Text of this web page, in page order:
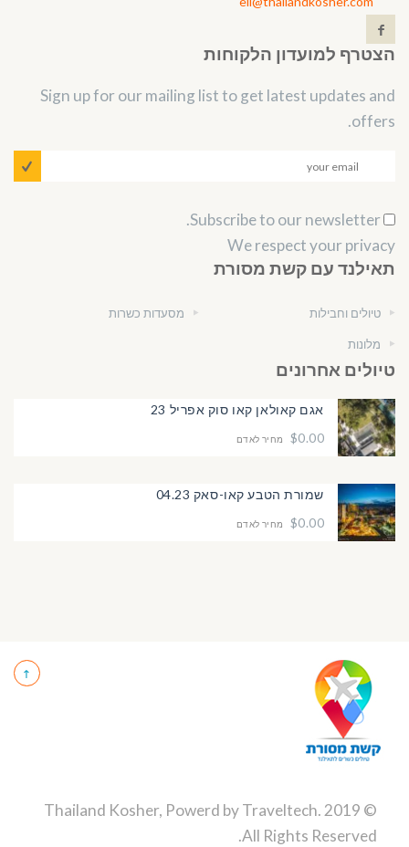
הצטרף למועדון הלקוחות
Sign up for our mailing list to get latest updates and
offers.
We respect your privacy
תאילנד עם קשת מסורת
טיולים וחבילות
מלונות
מסעדות כשרות
טיולים אחרונים
אגם קאולאן קאו סוק אפריל 23
$0.00
מחיר לאדם
שמורת הטבע קאו-סאק 04.23
$0.00
מחיר לאדם
© 2019 Thailand Kosher, Powerd by
Traveltech.
All Rights Reserved.